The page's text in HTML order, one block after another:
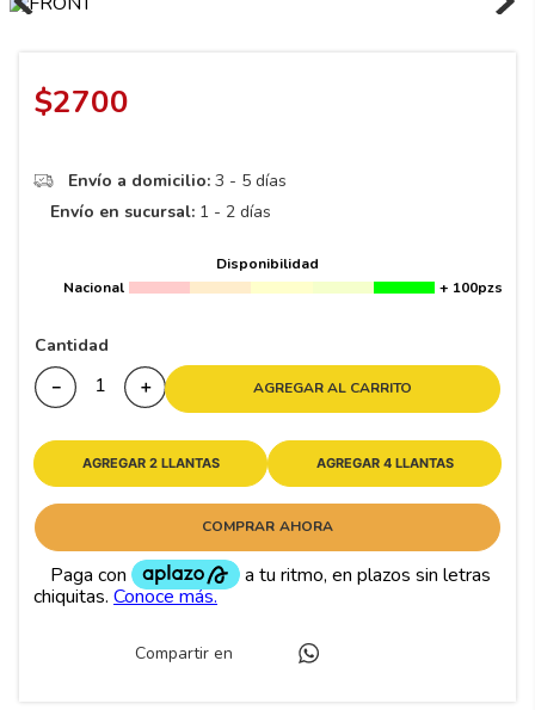
$2700
Envío a domicilio: 3 - 5 días
Envío en sucursal: 1 - 2 días
Disponibilidad
Nacional
+ 100pzs
Cantidad
＋
－ AGREGAR AL CARRITO
AGREGAR 2 LLANTAS AGREGAR 4 LLANTAS
COMPRAR AHORA
Compartir en